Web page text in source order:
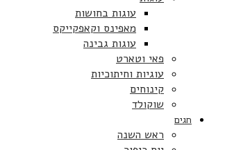
עוגות בחושות
מאפינס וקאפקייקס
עוגות גבינה
פאי וטארט
עוגיות וחיתוכיות
קינוחים
שוקולד
חגים
ראש השנה